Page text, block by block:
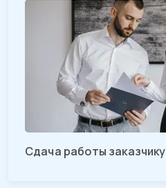
Сдача работы заказчику